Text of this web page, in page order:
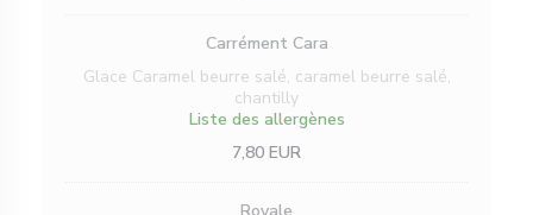
Carrément Cara
Glace Caramel beurre salé, caramel beurre salé,
chantilly
Liste des allergènes
7,80 EUR